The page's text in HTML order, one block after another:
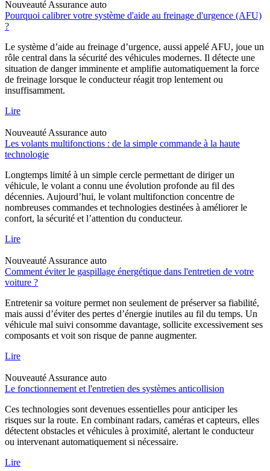
Nouveauté Assurance auto
Pourquoi calibrer votre système d'aide au freinage d'urgence (AFU)
?
Le système d’aide au freinage d’urgence, aussi appelé AFU, joue un
rôle central dans la sécurité des véhicules modernes. Il détecte une
situation de danger imminente et amplifie automatiquement la force
de freinage lorsque le conducteur réagit trop lentement ou
insuffisamment.
Lire
Nouveauté Assurance auto
Les volants multifonctions : de la simple commande à la haute
technologie
Longtemps limité à un simple cercle permettant de diriger un
véhicule, le volant a connu une évolution profonde au fil des
décennies. Aujourd’hui, le volant multifonction concentre de
nombreuses commandes et technologies destinées à améliorer le
confort, la sécurité et l’attention du conducteur.
Lire
Nouveauté Assurance auto
Comment éviter le gaspillage énergétique dans l'entretien de votre
voiture ?
Entretenir sa voiture permet non seulement de préserver sa fiabilité,
mais aussi d’éviter des pertes d’énergie inutiles au fil du temps. Un
véhicule mal suivi consomme davantage, sollicite excessivement ses
composants et voit son risque de panne augmenter.
Lire
Nouveauté Assurance auto
Le fonctionnement et l'entretien des systèmes anticollision
Ces technologies sont devenues essentielles pour anticiper les
risques sur la route. En combinant radars, caméras et capteurs, elles
détectent obstacles et véhicules à proximité, alertant le conducteur
ou intervenant automatiquement si nécessaire.
Lire